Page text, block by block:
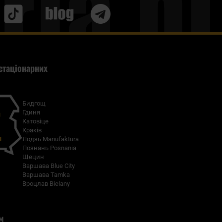
Blog
Бидгощ
Гдиня
Катовіце
Краків
Лодзь Manufaktura
Познань Posnania
Щецин
Варшава Blue City
Варшава Tamka
Вроцлав Bielany